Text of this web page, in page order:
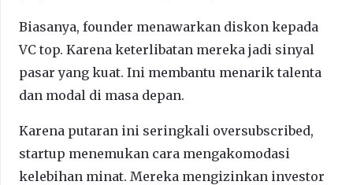
Biasanya, founder menawarkan diskon kepada
VC top. Karena keterlibatan mereka jadi sinyal
pasar yang kuat. Ini membantu menarik talenta
dan modal di masa depan.
Karena putaran ini seringkali oversubscribed,
startup menemukan cara mengakomodasi
kelebihan minat. Mereka mengizinkan investor